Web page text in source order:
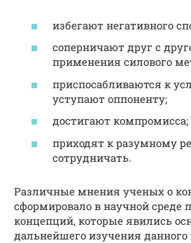
избегают негативного
соперничают друг с
применения силового
приспосабливаются к
уступают оппоненту;
достигают компромисса;
приходят к разумному
сотрудничать.
Различные мнения ученых о
сформировало в научной среде
концепций, которые явились
дальнейшего изучения